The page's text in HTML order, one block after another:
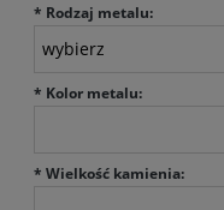
* Rodzaj metalu:
* Kolor metalu:
* Wielkość kamienia: